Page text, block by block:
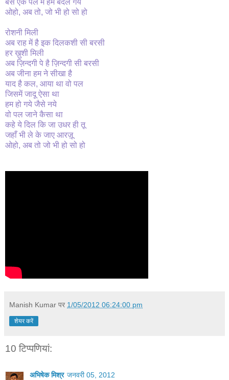
ओहो, अब तो, जो भी हो सो हो
रोशनी मिली
अब राह में है इक दिलकशी सी बरसी
हर ख़ुशी मिली
अब ज़िन्दगी पे है ज़िन्दगी सी बरसी
अब जीना हम ने सीखा है
याद है कल, आया था वो पल
जिसमें जादू ऐसा था
हम हो गये जैसे नये
वो पल जाने कैसा था
कहे ये दिल कि जा उधर ही तू
जहाँ भी ले के जाए आरज़ू
ओहो, अब तो जो भी हो सो हो
Manish Kumar पर 1/05/2012 06:24:00 pm
शेयर करें
10 टिप्‍पणियां:
अभिषेक मिश्र जनवरी 05, 2012